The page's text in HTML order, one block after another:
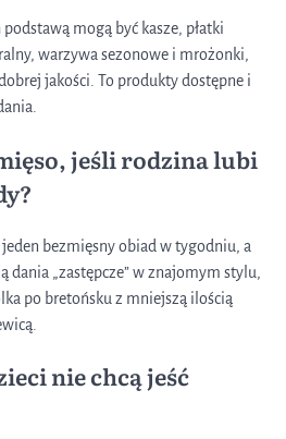
mogą być kasze, płatki
warzywa sezonowe i mrożonki,
jakości. To produkty dostępne i
jeśli rodzina lubi
bezmięsny obiad w tygodniu, a
dania „zastępcze” w znajomym stylu,
po bretońsku z mniejszą ilością
nie chcą jeść